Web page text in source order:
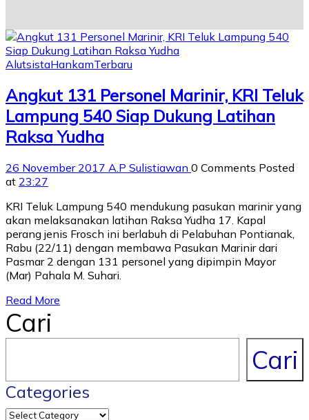
AlutsistaHankamTerbaru
Angkut 131 Personel Marinir, KRI Teluk
Lampung 540 Siap Dukung Latihan
Raksa Yudha
26 November 2017 A.P Sulistiawan 0 Comments Posted
at 23:27
KRI Teluk Lampung 540 mendukung pasukan marinir yang
akan melaksanakan latihan Raksa Yudha 17. Kapal
perang jenis Frosch ini berlabuh di Pelabuhan Pontianak,
Rabu (22/11) dengan membawa Pasukan Marinir dari
Pasmar 2 dengan 131 personel yang dipimpin Mayor
(Mar) Pahala M. Suhari.
Read More
Cari
Cari
Categories